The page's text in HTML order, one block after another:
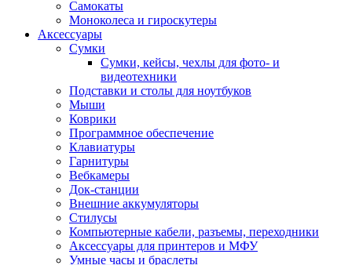
Самокаты
Моноколеса и гироскутеры
Аксессуары
Сумки
Сумки, кейсы, чехлы для фото- и
видеотехники
Подставки и столы для ноутбуков
Мыши
Коврики
Программное обеспечение
Клавиатуры
Гарнитуры
Вебкамеры
Док-станции
Внешние аккумуляторы
Стилусы
Компьютерные кабели, разъемы, переходники
Аксессуары для принтеров и МФУ
Умные часы и браслеты